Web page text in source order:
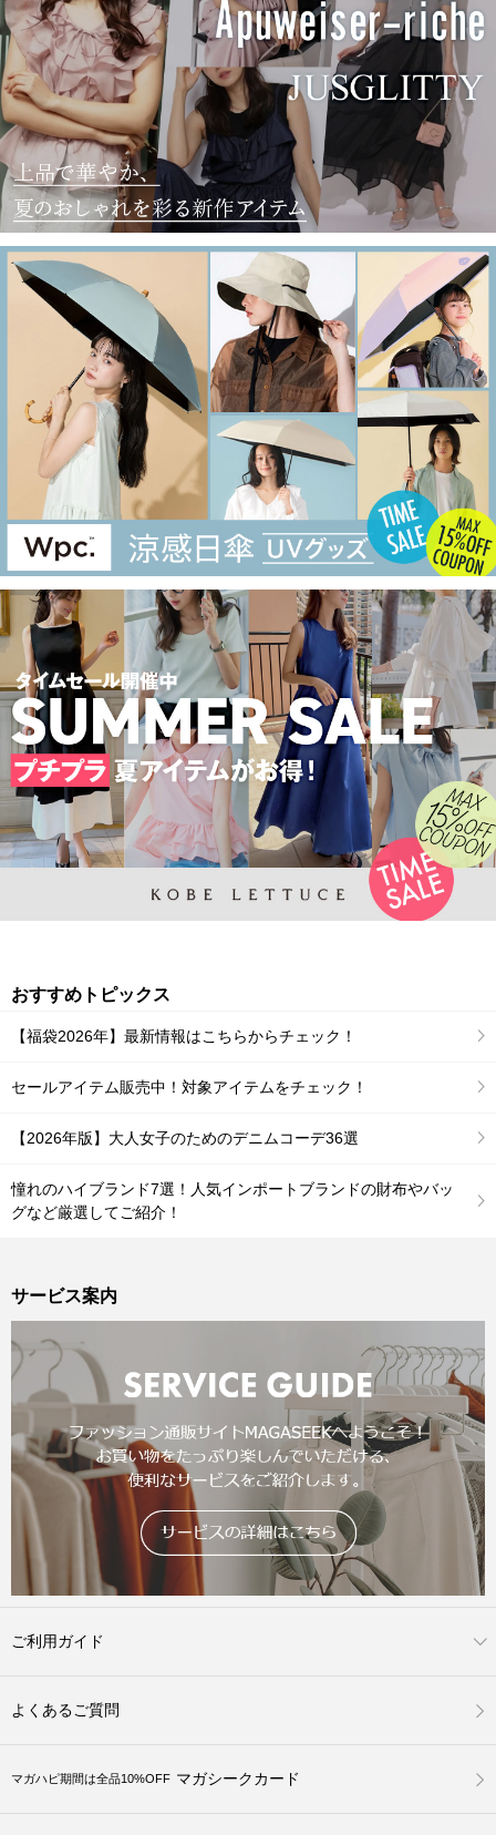
おすすめトピックス
【福袋2026年】最新情報はこちらからチェック！
セールアイテム販売中！対象アイテムをチェック！
【2026年版】大人女子のためのデニムコーデ36選
憧れのハイブランド7選！人気インポートブランドの財布やバッ
グなど厳選してご紹介！
サービス案内
ご利用ガイド
よくあるご質問
マガハピ期間は全品10%OFF マガシークカード